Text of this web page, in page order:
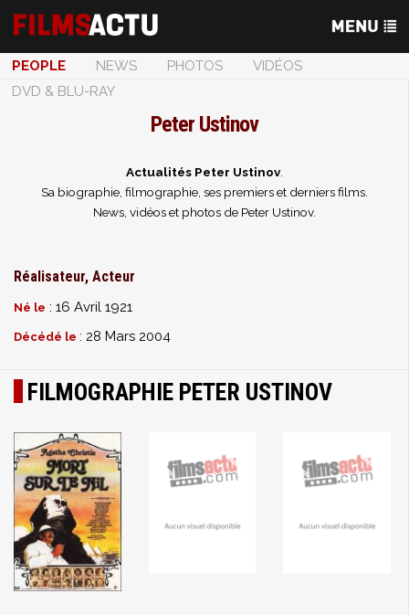
PEOPLE NEWS PHOTOS
VIDÉOS
DVD & BLU-RAY
Peter Ustinov
Actualités Peter Ustinov.
Sa biographie, filmographie, ses premiers et derniers films.
News, vidéos et photos de Peter Ustinov.
Réalisateur, Acteur
Né le : 16 Avril 1921
Décédé le : 28 Mars 2004
FILMOGRAPHIE PETER USTINOV